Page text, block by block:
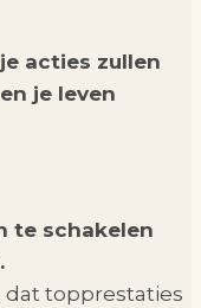
acties zullen
je leven
te schakelen
dat topprestaties